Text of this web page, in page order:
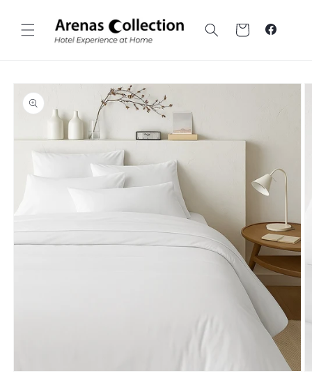
contenuto
Carrello
Vai alle
informazioni
sul prodotto